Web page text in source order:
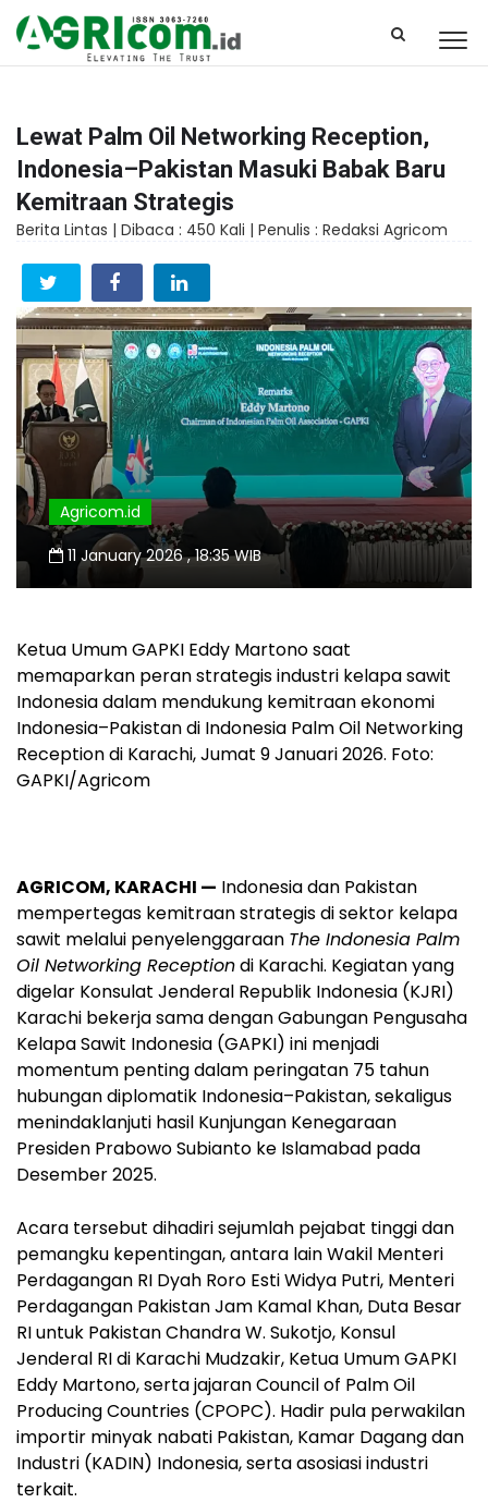
Lewat Palm Oil Networking Reception,
Indonesia–Pakistan Masuki Babak Baru
Kemitraan Strategis
Berita Lintas | Dibaca : 450 Kali | Penulis : Redaksi Agricom
Agricom.id
11 January 2026 , 18:35 WIB
Ketua Umum GAPKI Eddy Martono saat
memaparkan peran strategis industri kelapa sawit
Indonesia dalam mendukung kemitraan ekonomi
Indonesia–Pakistan di Indonesia Palm Oil Networking
Reception di Karachi, Jumat 9 Januari 2026. Foto:
GAPKI/Agricom
AGRICOM, KARACHI — Indonesia dan Pakistan
mempertegas kemitraan strategis di sektor kelapa
sawit melalui penyelenggaraan The Indonesia Palm
Oil Networking Receptiondi Karachi. Kegiatan yang
digelar Konsulat Jenderal Republik Indonesia (KJRI)
Karachi bekerja sama dengan Gabungan Pengusaha
Kelapa Sawit Indonesia (GAPKI) ini menjadi
momentum penting dalam peringatan 75 tahun
hubungan diplomatik Indonesia–Pakistan, sekaligus
menindaklanjuti hasil Kunjungan Kenegaraan
Presiden Prabowo Subianto ke Islamabad pada
Desember 2025.
Acara tersebut dihadiri sejumlah pejabat tinggi dan
pemangku kepentingan, antara lain Wakil Menteri
Perdagangan RI Dyah Roro Esti Widya Putri, Menteri
Perdagangan Pakistan Jam Kamal Khan, Duta Besar
RI untuk Pakistan Chandra W. Sukotjo, Konsul
Jenderal RI di Karachi Mudzakir, Ketua Umum GAPKI
Eddy Martono, serta jajaran Council of Palm Oil
Producing Countries (CPOPC). Hadir pula perwakilan
importir minyak nabati Pakistan, Kamar Dagang dan
Industri (KADIN) Indonesia, serta asosiasi industri
terkait.